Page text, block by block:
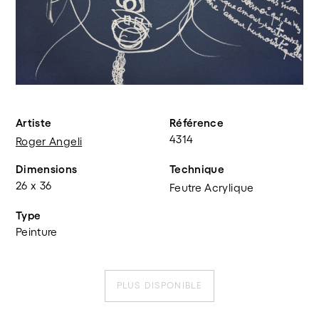
Artiste
Roger Angeli
Référence
4314
Dimensions
26 x 36
Technique
Feutre Acrylique
Type
Peinture
PLUS DISPONIBLE